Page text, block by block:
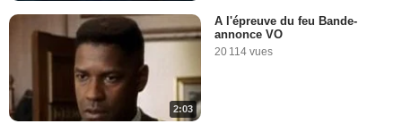
2:03
A l'épreuve du feu Bande-
annonce VO
20 114 vues